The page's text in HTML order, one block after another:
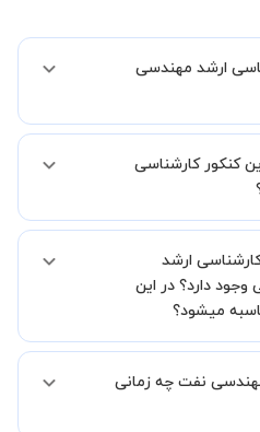
ارشد مهندسی
تمامی موارد لازم برای برگزاری
به شما توضیح خواهند داد.
کنکور کارشناسی
ارشد
دارد؟ در این
میشود؟
هستید کلاس ها را در کنار دوستان و
کنید، این امکان وجود دارد. در این
نفت چه زمانی